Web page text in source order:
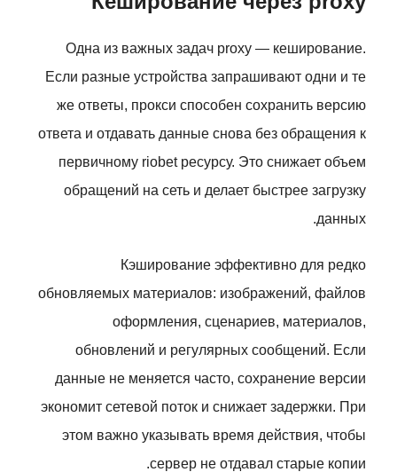
Одна из важных задач proxy — кеширование.
Если разные устройства запрашивают одни и те
же ответы, прокси способен сохранить версию
ответа и отдавать данные снова без обращения к
первичному riobet ресурсу. Это снижает объем
обращений на сеть и делает быстрее загрузку
данных.
Кэширование эффективно для редко
обновляемых материалов: изображений, файлов
оформления, сценариев, материалов,
обновлений и регулярных сообщений. Если
данные не меняется часто, сохранение версии
экономит сетевой поток и снижает задержки. При
этом важно указывать время действия, чтобы
сервер не отдавал старые копии.